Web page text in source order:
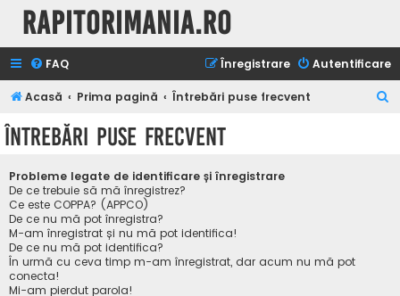
Rapitorimania.ro
FAQ Autentificare
Înregistrare
Acasă Prima pagină Întrebări puse frecvent
Întrebări puse frecvent
Probleme legate de identificare și înregistrare
De ce trebuie să mă înregistrez?
Ce este COPPA? (APPCO)
De ce nu mă pot înregistra?
M-am înregistrat și nu mă pot identifica!
De ce nu mă pot identifica?
În urmă cu ceva timp m-am înregistrat, dar acum nu mă pot
conecta!
Mi-am pierdut parola!